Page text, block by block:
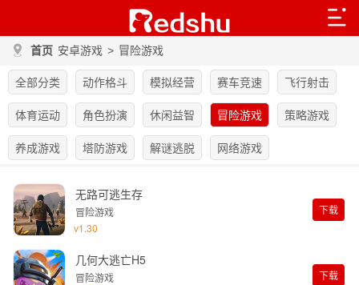
首页 安卓游戏 > 冒险游戏
全部分类 动作格斗 模拟经营 赛车竞速 飞行射击
体育运动 角色扮演 休闲益智 冒险游戏 策略游戏
养成游戏 塔防游戏 解谜逃脱 网络游戏
无路可逃生存
冒险游戏
v1.30
下载
几何大逃亡H5
冒险游戏
下载